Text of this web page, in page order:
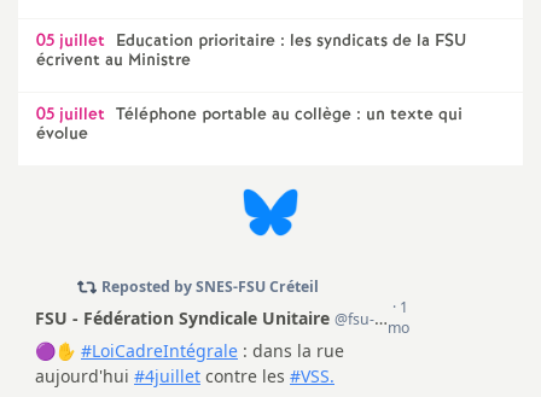
S
e
n
05 juillet Education prioritaire : les syndicats de la FSU
écrivent au Ministre
05 juillet Téléphone portable au collège : un texte qui
évolue